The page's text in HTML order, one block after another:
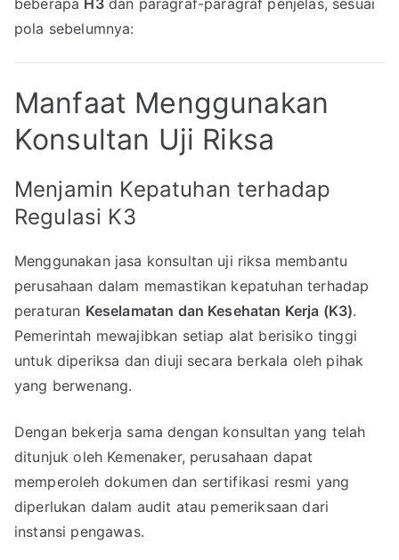
pola sebelumnya:
Manfaat Menggunakan
Konsultan Uji Riksa
Menjamin Kepatuhan terhadap
Regulasi K3
Menggunakan jasa konsultan uji riksa membantu
perusahaan dalam memastikan kepatuhan terhadap
peraturan Keselamatan dan Kesehatan Kerja (K3).
Pemerintah mewajibkan setiap alat berisiko tinggi
untuk diperiksa dan diuji secara berkala oleh pihak
yang berwenang.
Dengan bekerja sama dengan konsultan yang telah
ditunjuk oleh Kemenaker, perusahaan dapat
memperoleh dokumen dan sertifikasi resmi yang
diperlukan dalam audit atau pemeriksaan dari
instansi pengawas.